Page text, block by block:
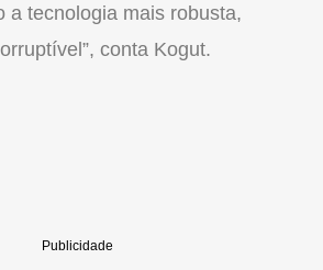
a tecnologia mais robusta,
conta Kogut.